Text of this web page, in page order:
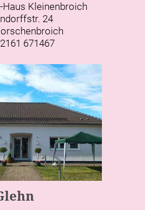
Kleinenbroich
24
671467